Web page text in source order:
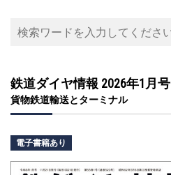
鉄道ダイヤ情報 2026年1月号
貨物鉄道輸送とターミナル
電子書籍あり